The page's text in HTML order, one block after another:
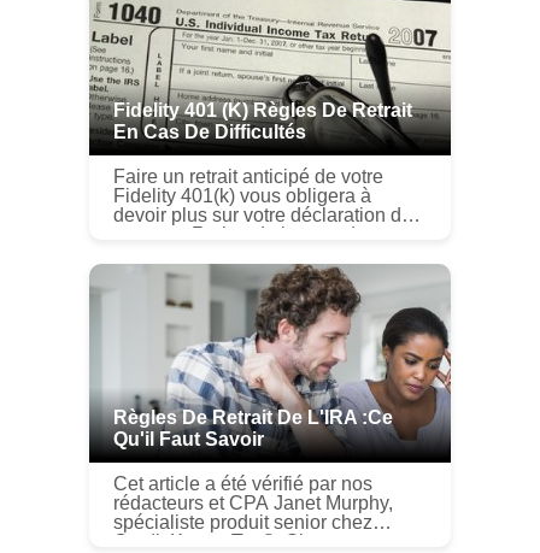
Fidelity 401 (k) Règles De Retrait
En Cas De Difficultés
Faire un retrait anticipé de votre
Fidelity 401(k) vous obligera à
devoir plus sur votre déclaration de
de la retraite, nest pas...
Règles De Retrait De L'IRA :ce
Qu'il Faut Savoir
Cet article a été vérifié par nos
rédacteurs et CPA Janet Murphy,
spécialiste produit senior chez
Credit Karma Tax®. Si vous avez